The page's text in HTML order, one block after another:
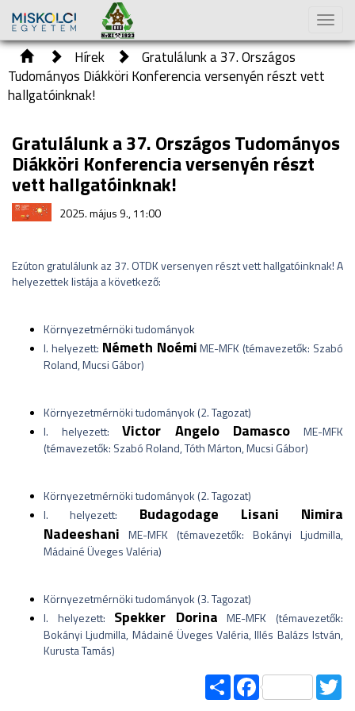
Toggle
Hírek
Gratulálunk a 37. Országos
Tudományos Diákköri Konferencia versenyén részt vett
hallgatóinknak!
Gratulálunk a 37. Országos Tudományos
Diákköri Konferencia versenyén részt
vett hallgatóinknak!
2025. május 9., 11:00
Ezúton gratulálunk az 37. OTDK versenyen részt vett hallgatóinknak! A
helyezettek listája a következő:
Környezetmérnöki tudományok
I. helyezett: Németh NoémiME-MFK (témavezetők: Szabó
Roland, Mucsi Gábor)
Környezetmérnöki tudományok (2. Tagozat)
I. helyezett:Victor Angelo Damasco ME-MFK
(témavezetők: Szabó Roland, Tóth Márton, Mucsi Gábor)
Környezetmérnöki tudományok (2. Tagozat)
I. helyezett: Budagodage Lisani Nimira
Nadeeshani ME-MFK (témavezetők: Bokányi Ljudmilla,
Mádainé Üveges Valéria)
Környezetmérnöki tudományok (3. Tagozat)
I. helyezett: Spekker Dorina ME-MFK (témavezetők:
Bokányi Ljudmilla, Mádainé Üveges Valéria, Illés Balázs István,
Kurusta Tamás)
ShareFacebook